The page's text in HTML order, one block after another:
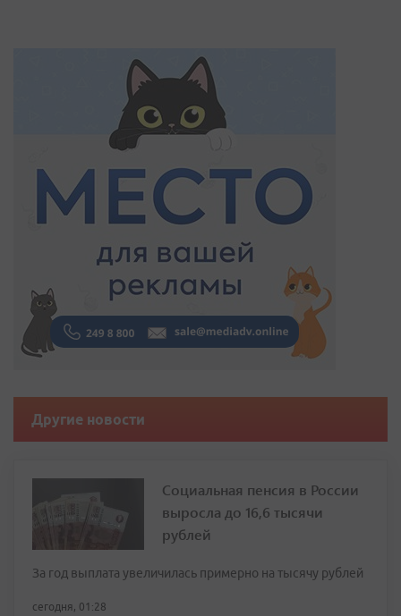
Другие новости
Социальная пенсия в России
выросла до 16,6 тысячи
рублей
За год выплата увеличилась примерно на тысячу рублей
сегодня, 01:28